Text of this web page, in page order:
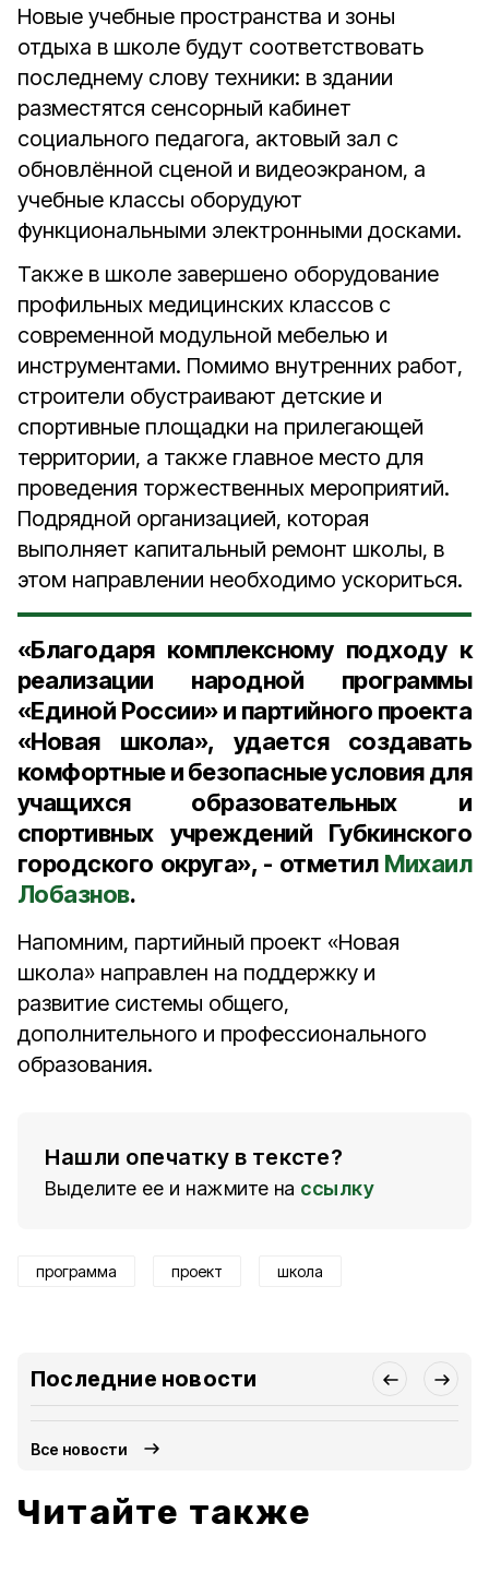
Новые учебные пространства и зоны
отдыха в школе будут соответствовать
последнему слову техники: в здании
разместятся сенсорный кабинет
социального педагога, актовый зал с
обновлённой сценой и видеоэкраном, а
учебные классы оборудуют
функциональными электронными досками.
Также в школе завершено оборудование
профильных медицинских классов с
современной модульной мебелью и
инструментами. Помимо внутренних работ,
строители обустраивают детские и
спортивные площадки на прилегающей
территории, а также главное место для
проведения торжественных мероприятий.
Подрядной организацией, которая
выполняет капитальный ремонт школы, в
этом направлении необходимо ускориться.
«Благодаря комплексному подходу к
реализации народной программы
«Единой России» и партийного проекта
«Новая школа», удается создавать
комфортные и безопасные условия для
учащихся образовательных и
спортивных учреждений Губкинского
городского округа», - отметил Михаил
Лобазнов.
Напомним, партийный проект «Новая
школа» направлен на поддержку и
развитие системы общего,
дополнительного и профессионального
образования.
Нашли опечатку в тексте?
Выделите ее и нажмите на ссылку
программа проект школа
Последние новости
Все новости
Читайте также